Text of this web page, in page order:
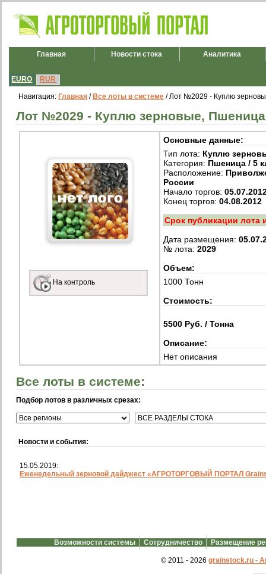
Главная Новости стока Аналитика
EURO RUR
Навигация: Главная / Все лоты в системе / Лот №2029 - Куплю
Лот №2029 - Куплю зерновые, Пшеница
На контроль
Основные данные:
Тип лота: Куплю
Категория: Пшеница / 5
Расположение:
России
Начало торгов:
Конец торгов: 04.08.2012
Срок публикации лота
Дата размещения:
№ лота: 2029
Объем:
1000 Тонн
Стоимость:
5500 Руб. / Тонна
Описание:
Нет описания
Все лоты в системе:
Подбор лотов в различных срезах:
Новости и события:
15.05.2019:
Еженедельный зерновой дайджест «АГРОТОРГОВЫЙ ПОРТАЛ
Возможности системы Сотрудничество Размещение
© 2011 - 2026 grainstock.ru -